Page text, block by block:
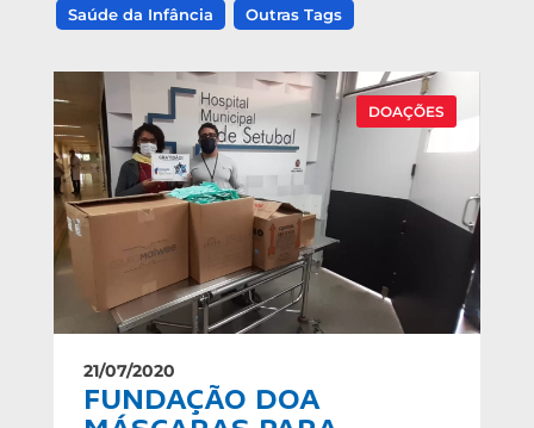
Saúde da Infância
Outras Tags
DOAÇÕES
21/07/2020
FUNDAÇÃO DOA